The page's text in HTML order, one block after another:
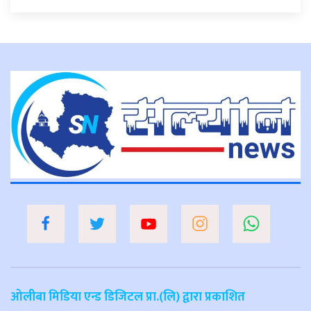
ओलीबा मिडिया एन्ड डिजिटल प्रा.(लि) द्वारा प्रकाशित